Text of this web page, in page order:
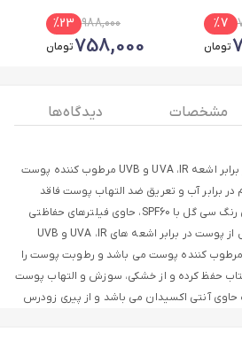
%7
تومان
988,000
%23
758,000تومان
مشخصات
دیدگاه ها
ویژگی ها: محافظت از پوست در برابر اشعه UVA ،IR و UVB مرطوب کننده پوست
برابر آب و تعریق ضد التهاب پوست فاقد
تست حیوانی کرم ضد آفتاب بی رنگ سی گل با SPF60، حاوی فیلترهای حفاظتی
مخصوص است که به طور کامل از پوست در برابر اشعه های UVA ،IR و UVB
کننده پوست می باشد و رطوبت پوست را
حفظ کرده و از خشکی، سوزش و التهاب پوست
حاوی آنتی اکسیدان می باشد و از پیری زودرس